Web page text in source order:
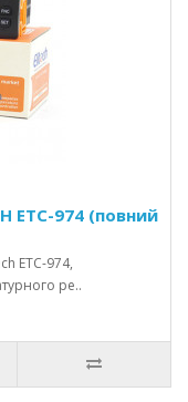
ETC-974 (повний
ETC-974,
ре..